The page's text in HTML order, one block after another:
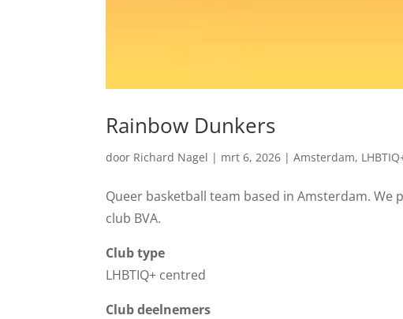
Rainbow Dunkers
door Richard Nagel | mrt 6, 2026 |Amsterdam,
Queer basketball team based in Amsterdam. We
club BVA.
Club type
LHBTIQ+ centred
Club deelnemers